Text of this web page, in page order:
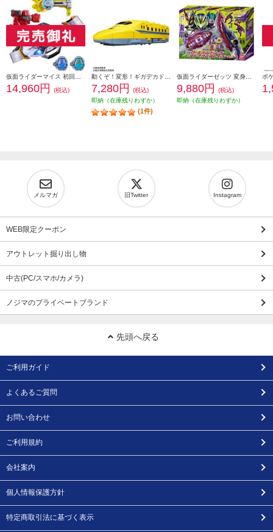
14,960円 (税込) 7,280円
(税込)
即納（在庫残りわずか）
(1件)
9,880円
(税込)
即納（在庫残りわずか）
メルマガ 旧Twitter Instagram
WEB限定クーポン
アウトレット掘り出し物
中古(PC/スマホ/カメラ)
ノジマのプライベートブランド
先頭へ戻る
ご利用ガイド
よくあるご質問
お問い合わせ
ご利用規約
会社案内
個人情報保護方針
特定商取引法に基づく表示